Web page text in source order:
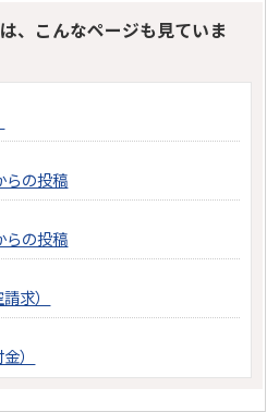
、こんなページも見ていま
らの投稿
らの投稿
求）
）